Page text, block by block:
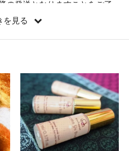
の発送となりますことをご了
注文を承っております。 ご不
何卒よろしくお願いいたしま
間中にご注文いただいたお客
郵便で3万円以上お買い上げ
特別に、日本国内からの発送
のため） 5千円以上お買い上
満の場合も、送料は通常の
届けします！ ⚠️ 発送予定（日
日ごろ タイからの通常配送も
の送料1900円となります。 こ
を見る